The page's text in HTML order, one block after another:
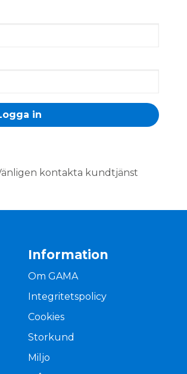
kontakta kundtjänst
Information
Om GAMA
Integritetspolicy
Cookies
Storkund
Miljo